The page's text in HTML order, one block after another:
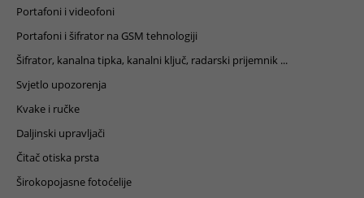
Portafoni i videofoni
Portafoni i šifrator na GSM tehnologiji
Šifrator, kanalna tipka, kanalni ključ, radarski prijemnik ...
Svjetlo upozorenja
Kvake i ručke
Daljinski upravljači
Čitač otiska prsta
Širokopojasne fotoćelije